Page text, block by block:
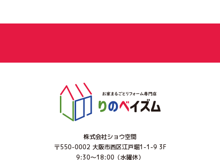
株式会社ショウ空間
〒550-0002 大阪市西区江戸堀1-1-9 3F
9:30～18:00（水曜休）